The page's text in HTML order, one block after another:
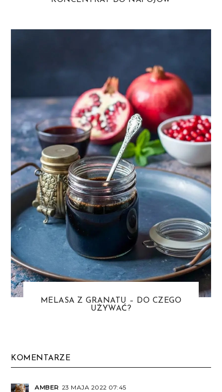
MELASA Z GRANATU – DO CZEGO
UŻYWAĆ?
KOMENTARZE
AMBER 23 MAJA 2022 07:45